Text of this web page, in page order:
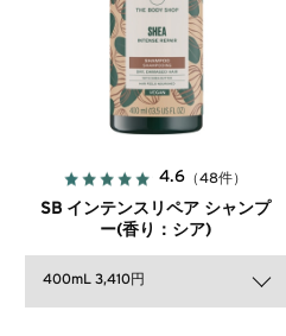
4.6 （48件）
SB インテンスリペア シャンプ
ー(香り：シア)
400mL 3,410円